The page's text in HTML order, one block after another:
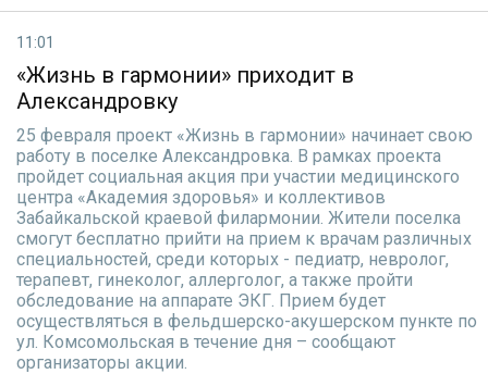
11:01
«Жизнь в гармонии» приходит в
Александровку
25 февраля проект «Жизнь в гармонии» начинает свою
работу в поселке Александровка. В рамках проекта
пройдет социальная акция при участии медицинского
центра «Академия здоровья» и коллективов
Забайкальской краевой филармонии. Жители поселка
смогут бесплатно прийти на прием к врачам различных
специальностей, среди которых - педиатр, невролог,
терапевт, гинеколог, аллерголог, а также пройти
обследование на аппарате ЭКГ. Прием будет
осуществляться в фельдшерско-акушерском пункте по
ул. Комсомольская в течение дня – сообщают
организаторы акции.